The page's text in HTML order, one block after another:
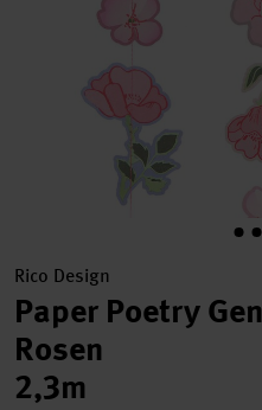
Rico Design
Paper Poetry
Rosen
2,3m